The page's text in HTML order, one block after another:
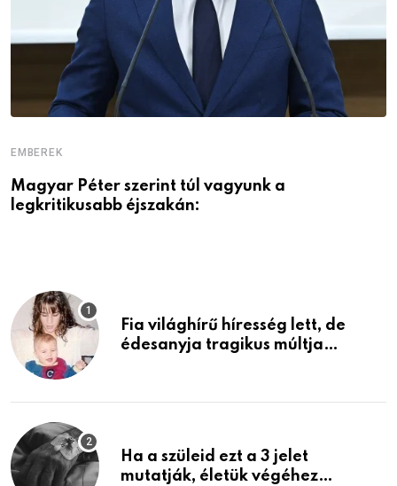
EMBEREK
Magyar Péter szerint túl vagyunk a
legkritikusabb éjszakán:
Fia világhírű híresség lett, de
édesanyja tragikus múltja
Ha a szüleid ezt a 3 jelet
mutatják, életük végéhez